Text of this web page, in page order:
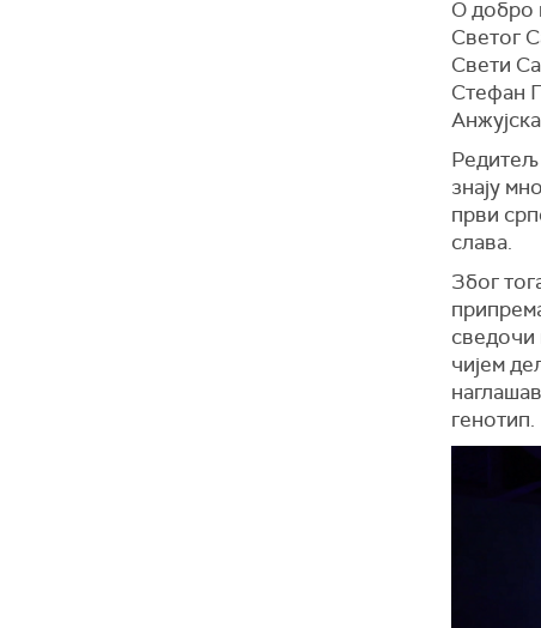
О добро
Светог
Свети
Стефан
Редитељ
знају
први
слава.
Због
сведочи
чијем
генотип.